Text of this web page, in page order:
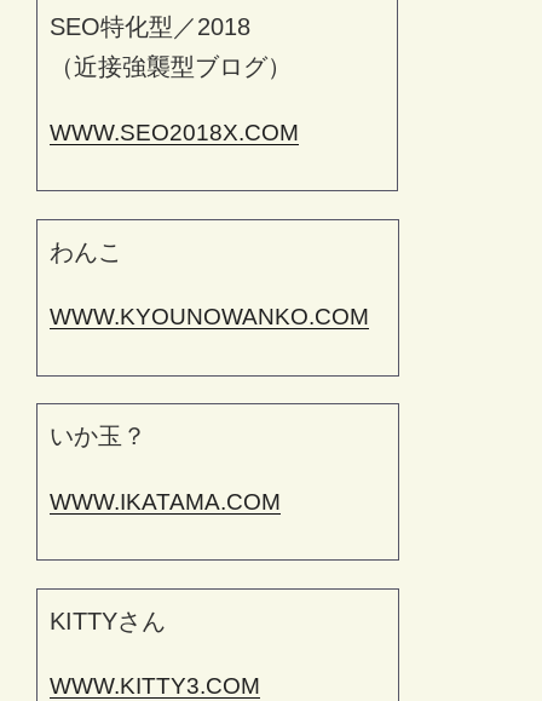
SEO特化型／2018
（近接強襲型ブログ）
WWW.SEO2018X.COM
わんこ
WWW.KYOUNOWANKO.COM
いか玉？
WWW.IKATAMA.COM
KITTYさん
WWW.KITTY3.COM